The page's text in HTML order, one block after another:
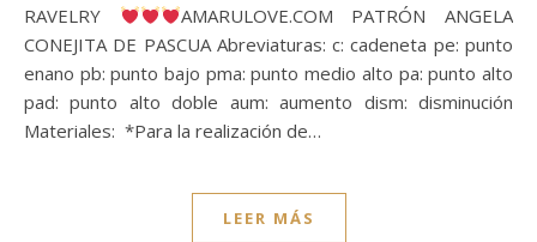
RAVELRY
AMARULOVE.COM PATRÓN ANGELA
CONEJITA DE PASCUA Abreviaturas: c: cadeneta pe: punto
enano pb: punto bajo pma: punto medio alto pa: punto alto
pad: punto alto doble aum: aumento dism: disminución
Materiales: *Para la realización de…
LEER MÁS